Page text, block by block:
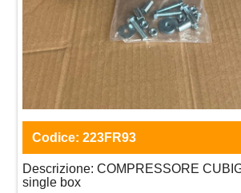
Codice: 223FR93
Descrizione: COMPRESSORE
single box